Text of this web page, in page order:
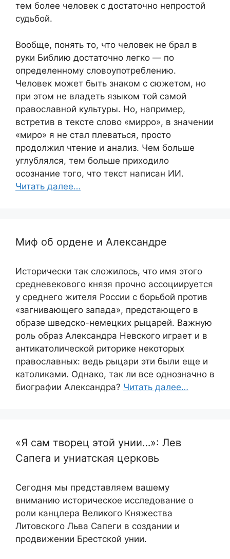
тем более человек с достаточно непростой
судьбой.
Вообще, понять то, что человек не брал в
руки Библию достаточно легко — по
определенному словоупотреблению.
Человек может быть знаком с сюжетом, но
при этом не владеть языком той самой
православной культуры. Но, например,
встретив в тексте слово «мирро», в значении
«миро» я не стал плеваться, просто
продолжил чтение и анализ. Чем больше
углублялся, тем больше приходило
осознание того, что текст написан ИИ.
Читать далее…
Миф об ордене и Александре
Исторически так сложилось, что имя этого
средневекового князя прочно ассоциируется
у среднего жителя России с борьбой против
«загнивающего запада», предстающего в
образе шведско-немецких рыцарей. Важную
роль образ Александра Невского играет и в
антикатолической риторике некоторых
православных: ведь рыцари эти были еще и
католиками. Однако, так ли все однозначно в
биографии Александра? Читать далее…
«Я сам творец этой унии…»: Лев
Сапега и униатская церковь
Сегодня мы представляем вашему
вниманию историческое исследование о
роли канцлера Великого Княжества
Литовского Льва Сапеги в создании и
продвижении Брестской унии.